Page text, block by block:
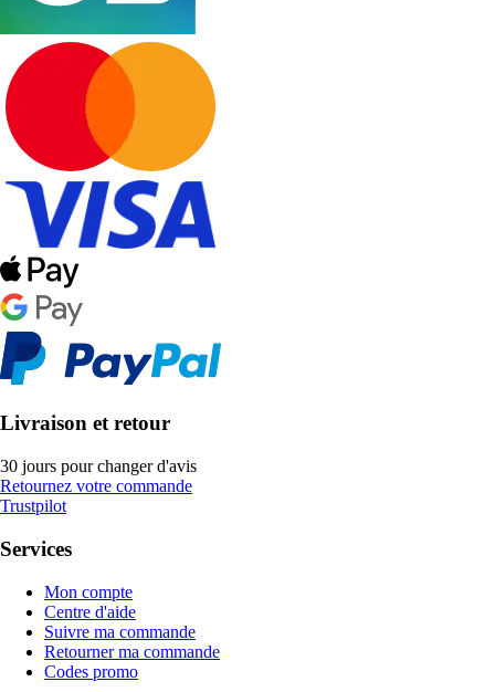
Livraison et retour
30 jours pour changer d'avis
Retournez votre commande
Trustpilot
Services
Mon compte
Centre d'aide
Suivre ma commande
Retourner ma commande
Codes promo